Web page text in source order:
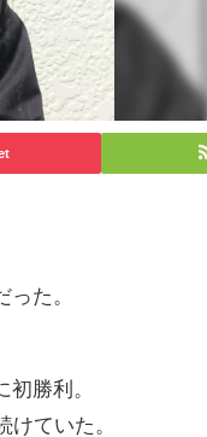
た。
勝利。
ていた。